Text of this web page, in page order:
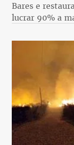
Bares e
lucrar 90% a